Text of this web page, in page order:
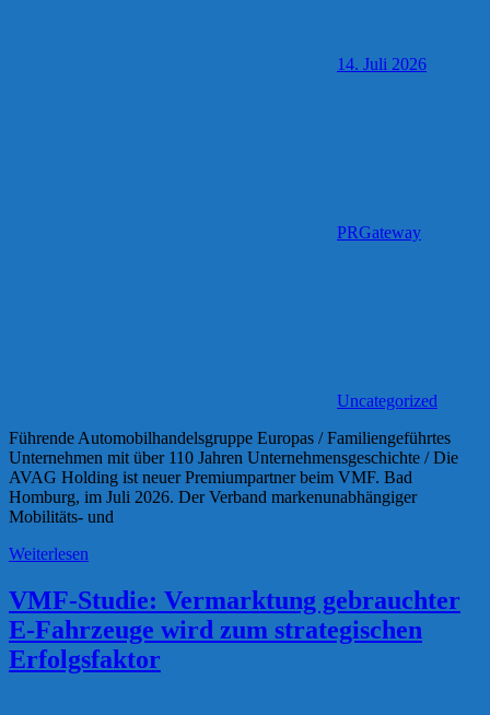
14. Juli 2026
PRGateway
Uncategorized
Führende Automobilhandelsgruppe Europas / Familiengeführtes
Unternehmen mit über 110 Jahren Unternehmensgeschichte / Die
AVAG Holding ist neuer Premiumpartner beim VMF. Bad
Homburg, im Juli 2026. Der Verband markenunabhängiger
Mobilitäts- und
Weiterlesen
VMF-Studie: Vermarktung gebrauchter
E-Fahrzeuge wird zum strategischen
Erfolgsfaktor